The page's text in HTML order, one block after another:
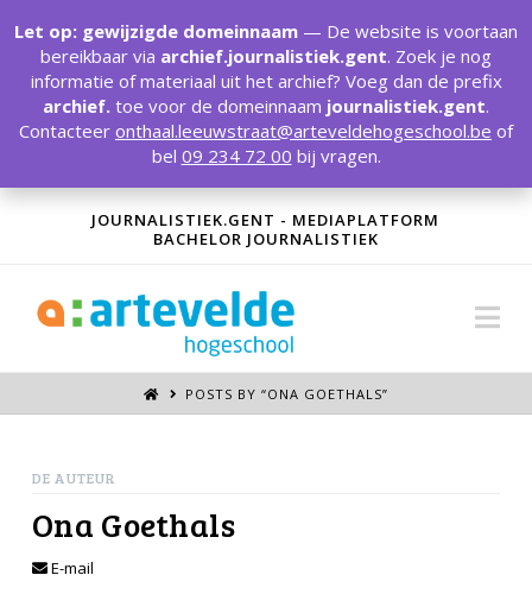
JOURNALISTIEK.GENT - MEDIAPLATFORM
BACHELOR JOURNALISTIEK
POSTS BY “ONA GOETHALS”
DE AUTEUR
Ona Goethals
E-mail
Let op: gewijzigde domeinnaam — De website is voortaan
bereikbaar via archief.journalistiek.gent. Zoek je nog
informatie of materiaal uit het archief? Voeg dan de prefix
archief. toe voor de domeinnaam journalistiek.gent.
Contacteer onthaal.leeuwstraat@arteveldehogeschool.be of
bel 09 234 72 00 bij vragen.